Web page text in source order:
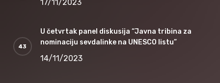
17/11/2023
U četvrtak panel diskusija “Javna tribina za
nominaciju sevdalinke na UNESCO listu”
14/11/2023